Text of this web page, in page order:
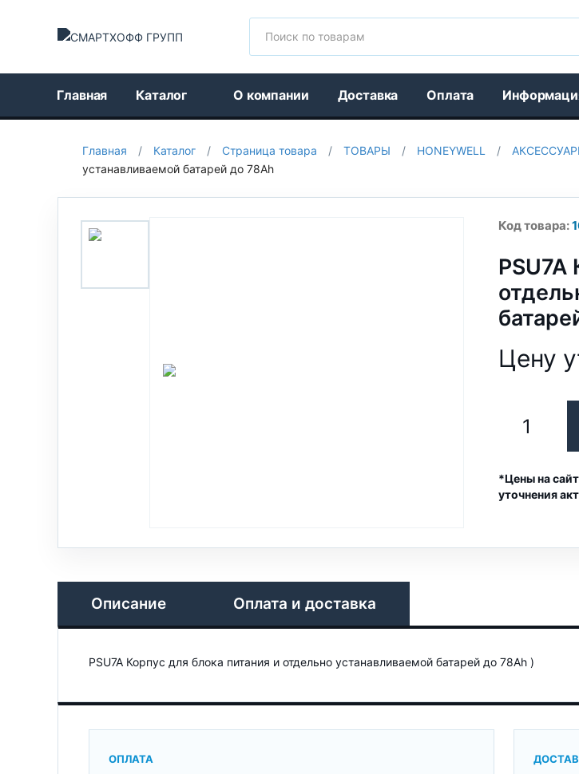
Главная Каталог О компании Доставка Оплата
Главная / Каталог / Страница товара / ТОВАРЫ / HONEYWELL /
устанавливаемой батарей до 78Ah
Код товара:
PSU7A
Цену
*Цены на
уточнения
Описание Оплата и доставка
PSU7A Корпус для блока питания и отдельно устанавливаемой батарей до 78Ah )
ОПЛАТА